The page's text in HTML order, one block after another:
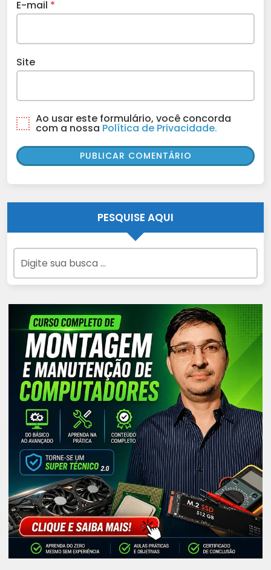
E-mail *
Site
Ao usar este formulário, você concorda
com a nossa Política de Privacidade.
PESQUISE AQUI